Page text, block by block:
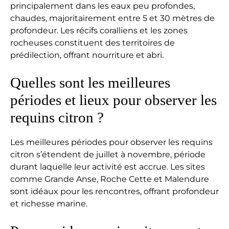
principalement dans les eaux peu profondes,
chaudes, majoritairement entre 5 et 30 mètres de
profondeur. Les récifs coralliens et les zones
rocheuses constituent des territoires de
prédilection, offrant nourriture et abri.
Quelles sont les meilleures
périodes et lieux pour observer les
requins citron ?
Les meilleures périodes pour observer les requins
citron s’étendent de juillet à novembre, période
durant laquelle leur activité est accrue. Les sites
comme Grande Anse, Roche Cette et Malendure
sont idéaux pour les rencontres, offrant profondeur
et richesse marine.